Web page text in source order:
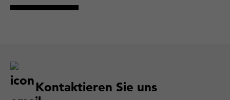
Kontaktieren Sie uns